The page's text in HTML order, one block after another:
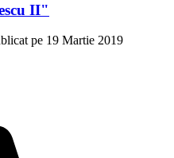
II"
pe 19 Martie 2019